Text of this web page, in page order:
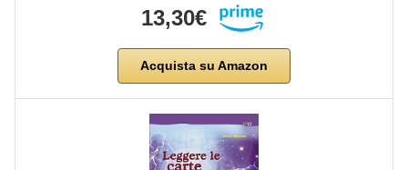
13,30€
Acquista su Amazon